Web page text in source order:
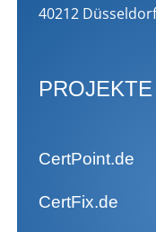
40212
PROJEKTE
CertPoint.de
CertFix.de